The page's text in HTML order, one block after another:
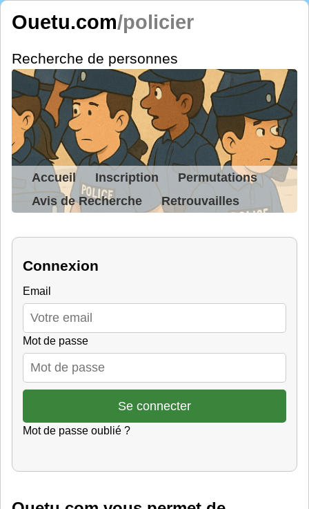
Ouetu.com/policier
Recherche de personnes
Accueil Inscription
Permutations
Avis de Recherche
Retrouvailles
Connexion
Email
Mot de passe
Mot de passe oublié ?